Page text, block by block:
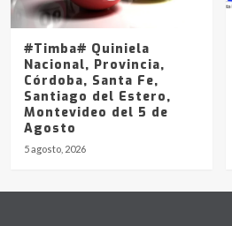
4
#Timba# Quiniela
Nacional, Provincia,
Córdoba, Santa Fe,
Santiago del Estero,
Montevideo del 5 de
Agosto
5 agosto, 2026